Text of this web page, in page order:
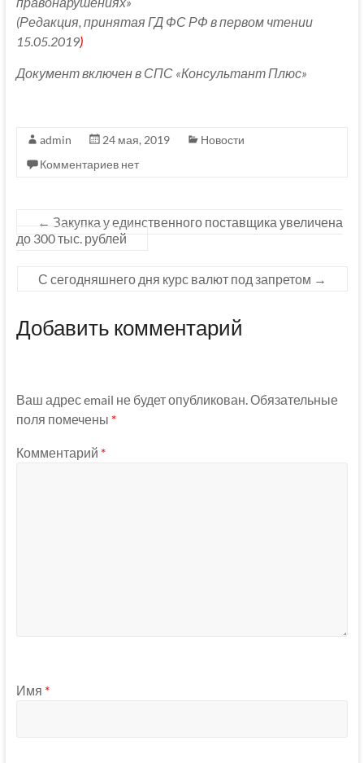
(Редакция, принятая ГД ФС РФ в первом чтении
15.05.2019)
Документ включен в СПС «Консультант Плюс»
admin 24 мая, 2019
Новости
Комментариев нет
← Закупка у единственного поставщика увеличена
до 300 тыс. рублей
С сегодняшнего дня курс валют под запретом →
Добавить комментарий
Ваш адрес email не будет опубликован. Обязательные
поля помечены *
Комментарий *
Имя *